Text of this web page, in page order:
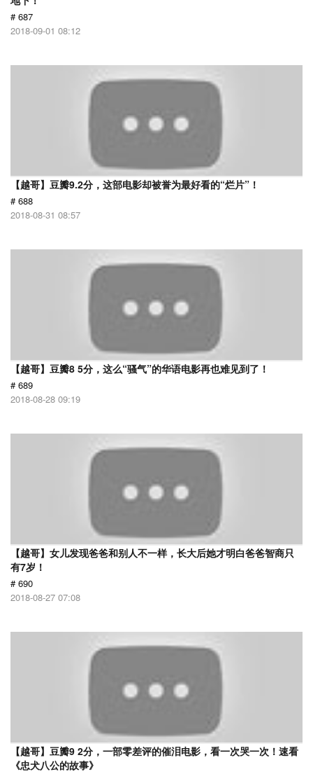
# 687
2018-09-01 08:12
【越哥】豆瓣9.2分，这部电影却被誉为最好看的“烂片”！
# 688
2018-08-31 08:57
【越哥】豆瓣8 5分，这么“骚气”的华语电影再也难见到了！
# 689
2018-08-28 09:19
【越哥】女儿发现爸爸和别人不一样，长大后她才明白爸爸智商只
有7岁！
# 690
2018-08-27 07:08
【越哥】豆瓣9 2分，一部零差评的催泪电影，看一次哭一次！速看
《忠犬八公的故事》